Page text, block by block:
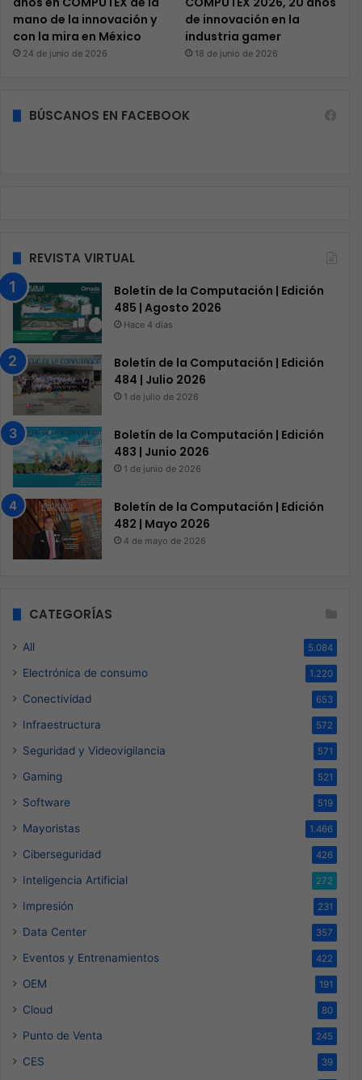
mano de la innovación y
con la mira en México
24 de junio de 2026
de innovación en la
industria gamer
18 de junio de 2026
BÚSCANOS EN FACEBOOK
REVISTA VIRTUAL
Boletín de la Computación | Edición
485 | Agosto 2026
Hace 4 días
Boletín de la Computación | Edición
484 | Julio 2026
1 de julio de 2026
Boletín de la Computación | Edición
483 | Junio 2026
1 de junio de 2026
Boletín de la Computación | Edición
482 | Mayo 2026
4 de mayo de 2026
CATEGORÍAS
All 5.084
Electrónica de consumo 1.220
Conectividad 653
Infraestructura 572
Seguridad y Videovigilancia 571
Gaming 521
Software 519
Mayoristas 1.466
Ciberseguridad 426
Inteligencia Artificial 272
Impresión 231
Data Center 357
Eventos y Entrenamientos 422
OEM 191
Cloud 80
Punto de Venta 245
CES 39